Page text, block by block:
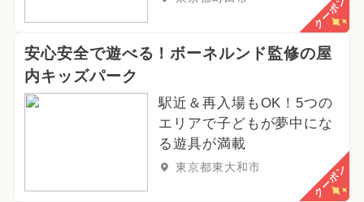
クーポン
安心安全で遊べる！ボーネルンド監修の屋
内キッズパーク
駅近＆再入場もOK！5つの
エリアで子どもが夢中にな
る遊具が満載
東京都東大和市 クーポン